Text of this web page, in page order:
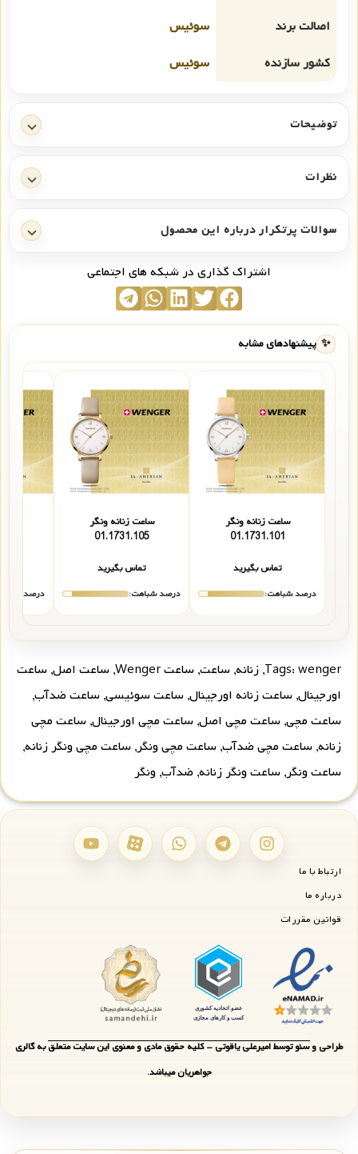
اصالت برند
سوئیس
کشور سازنده
سوئیس
توضیحات
نظرات
سوالات پرتکرار درباره این محصول
اشتراک گذاری در شبکه های اجتماعی
✨ پیشنهادهای مشابه
ساعت زنانه ونگر
01.1731.101
تماس بگیرید
درصد شباهت:
ساعت زنانه ونگر
01.1731.105
تماس بگیرید
درصد شباهت:
درصد
Tags: wenger
, زنانه, ساعت, ساعت Wenger , ساعت اصل, ساعت
اورجینال, ساعت زنانه اورجینال, ساعت سوئیسی, ساعت ضدآب,
ساعت مچی, ساعت مچی اصل, ساعت مچی اورجینال, ساعت مچی
زنانه, ساعت مچی ضدآب, ساعت مچی ونگر, ساعت مچی ونگر زنانه,
ساعت ونگر, ساعت ونگر زنانه, ضدآب, ونگر
ارتباط با ما
درباره ما
قوانین مقررات
طراحی و سئو توسط امیرعلی یاقوتی - کلیه حقوق مادی و معنوی این سایت متعلق به گالری
جواهریان میباشد.